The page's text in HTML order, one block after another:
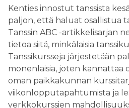
Kenties innostut tanssista
paljon, että haluat osallistua
Tanssin ABC -artikkelisarjan
tietoa siitä, minkälaisia
Tanssikursseja järjestetään
monenlaisia, joten kannattaa
oman paikkakunnan
viikonlopputapahtumista ja
verkkokurssien